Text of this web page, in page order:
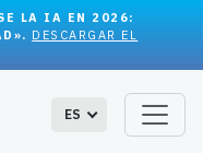
LA IA EN 2026:
DESCARGAR EL
ES